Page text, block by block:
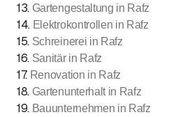
13. Gartengestaltung in Rafz
14. Elektrokontrollen in Rafz
15. Schreinerei in Rafz
16. Sanitär in Rafz
17. Renovation in Rafz
18. Gartenunterhalt in Rafz
19. Bauunternehmen in Rafz